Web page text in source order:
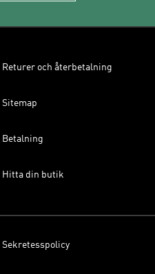
Returer och återbetalning
Sitemap
Betalning
Hitta din butik
Sekretesspolicy